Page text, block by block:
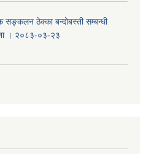
सङ्कलन ठेक्का बन्दोबस्ती सम्बन्धी
। २०८३-०३-२३